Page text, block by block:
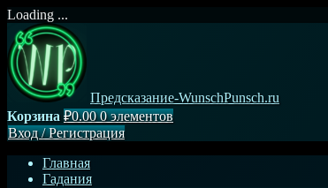
Loading ...
Перейти
к
содержимому
Предсказание-WunschPunsch.ru
Корзина ₽0.000 элементов
Вход/Регистрация
Главная
Гадания